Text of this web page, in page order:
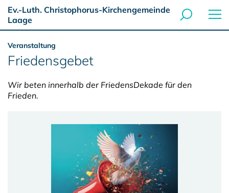
Ev.-Luth. Christophorus-Kirchengemeinde
Laage
Veranstaltung
Friedensgebet
Wir beten innerhalb der FriedensDekade für den
Frieden.